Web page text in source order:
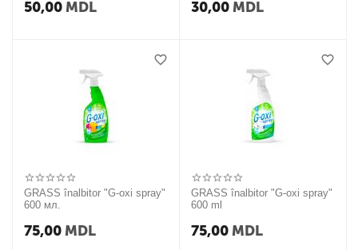
50,00 MDL 30,00 MDL
GRASS înalbitor "G-oxi spray"
600 мл.
75,00 MDL
GRASS înalbitor "G-oxi spray"
600 ml
75,00 MDL